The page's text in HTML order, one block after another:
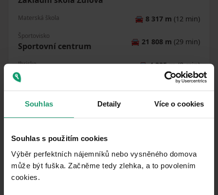
Souhlas Detaily Více o cookies
Souhlas s použitím cookies
Výběr perfektních nájemníků nebo vysněného domova
může být fuška. Začněme tedy zlehka, a to povolením
cookies.​
Materská škola 🚘 8 317 m (12 min)
Športovisko
Sportovní centrum 🚘 21 808 m (29 min)
Ihrisko 🚘4 325 m(8 min)
Vzdialenosť k